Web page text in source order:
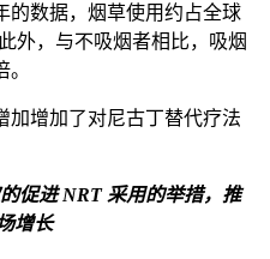
的数据，烟草使用约占全球
外，与不吸烟者相比，吸烟
加增加了对尼古丁替代疗法
促进 NRT 采用的举措，推
增长